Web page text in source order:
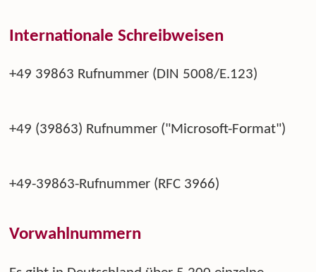
Internationale Schreibweisen
+49 39863 Rufnummer (DIN 5008/E.123)
+49 (39863) Rufnummer ("Microsoft-Format")
+49-39863-Rufnummer (RFC 3966)
Vorwahlnummern